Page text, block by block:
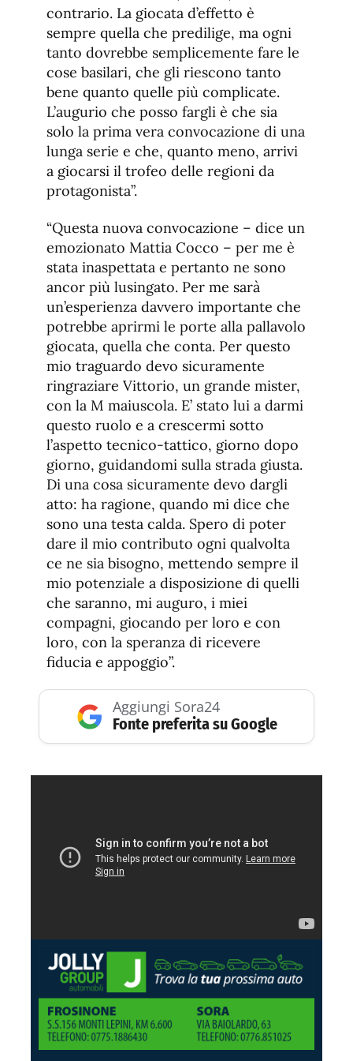
contrario. La giocata d’effetto è
sempre quella che predilige, ma ogni
tanto dovrebbe semplicemente fare le
cose basilari, che gli riescono tanto
bene quanto quelle più complicate.
L’augurio che posso fargli è che sia
solo la prima vera convocazione di una
lunga serie e che, quanto meno, arrivi
a giocarsi il trofeo delle regioni da
protagonista”.
“Questa nuova convocazione – dice un
emozionato Mattia Cocco – per me è
stata inaspettata e pertanto ne sono
ancor più lusingato. Per me sarà
un’esperienza davvero importante che
potrebbe aprirmi le porte alla pallavolo
giocata, quella che conta. Per questo
mio traguardo devo sicuramente
ringraziare Vittorio, un grande mister,
con la M maiuscola. E’ stato lui a darmi
questo ruolo e a crescermi sotto
l’aspetto tecnico-tattico, giorno dopo
giorno, guidandomi sulla strada giusta.
Di una cosa sicuramente devo dargli
atto: ha ragione, quando mi dice che
sono una testa calda. Spero di poter
dare il mio contributo ogni qualvolta
ce ne sia bisogno, mettendo sempre il
mio potenziale a disposizione di quelli
che saranno, mi auguro, i miei
compagni, giocando per loro e con
loro, con la speranza di ricevere
fiducia e appoggio”.
Aggiungi Sora24
Fonte preferita su Google